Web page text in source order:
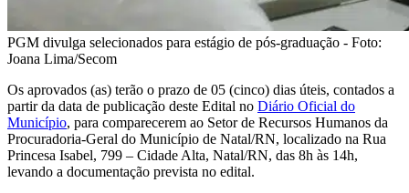
PGM divulga selecionados para estágio de pós-graduação - Foto:
Joana Lima/Secom
Os aprovados (as) terão o prazo de 05 (cinco) dias úteis, contados a
partir da data de publicação deste Edital no Diário Oficial do
Município, para comparecerem ao Setor de Recursos Humanos da
Procuradoria-Geral do Município de Natal/RN, localizado na Rua
Princesa Isabel, 799 – Cidade Alta, Natal/RN, das 8h às 14h,
levando a documentação prevista no edital.